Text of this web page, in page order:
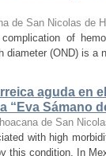
de San Nicolas de
of
(OND) is a
aguda en
“Eva Sámano
de San
with high
this condition. In